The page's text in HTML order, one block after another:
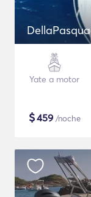
Yate a motor
$459 /noche